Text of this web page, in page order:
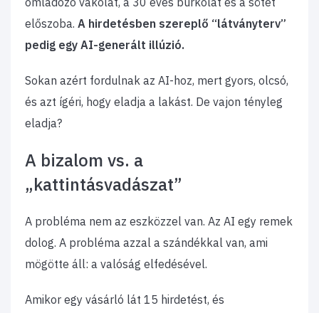
előszoba. A hirdetésben szereplő “látványterv”
pedig egy AI-generált illúzió.
​Sokan azért fordulnak az AI-hoz, mert gyors, olcsó,
és azt ígéri, hogy eladja a lakást. De vajon tényleg
eladja?
​A bizalom vs. a
„kattintásvadászat”
​A probléma nem az eszközzel van. Az AI egy remek
dolog. A probléma azzal a szándékkal van, ami
mögötte áll: a valóság elfedésével.
​Amikor egy vásárló lát 15 hirdetést, és